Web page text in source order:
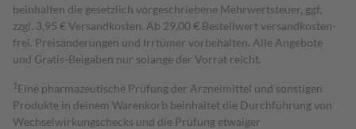
beinhalten die gesetzlich vorgeschriebene Mehrwertsteuer, ggf.
zzgl. 3,95 € Versandkosten. Ab 29,00 € Bestell­wert versand­kosten­
frei. Preisänderungen und Irrtümer vorbehalten. Alle Angebote
und Gratis-Beigaben nur solange der Vorrat reicht.
1 Eine pharmazeutische Prüfung der Arzneimittel und sonstigen
Produkte in deinem Warenkorb beinhaltet die Durchführung von
Wechselwirkungschecks und die Prüfung etwaiger